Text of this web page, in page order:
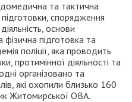
та тактична
спорядження
основи
підготовка та
поліції, яка проводить
протимінної діяльності та
організовано та
які охопили близько 160
Житомирської ОВА.